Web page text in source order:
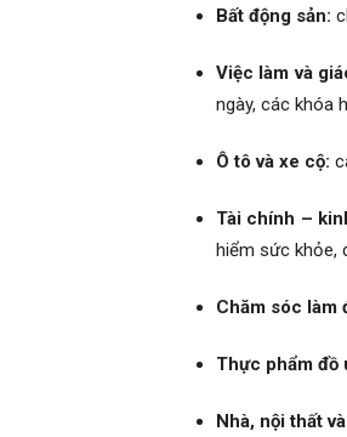
Bất động sản:
Việc làm và
ngày, các khóa
Ô tô và xe cộ:
Tài chính –
hiểm sức khỏe,
Chăm sóc làm
Thực phẩm đồ
Nhà, nội thất